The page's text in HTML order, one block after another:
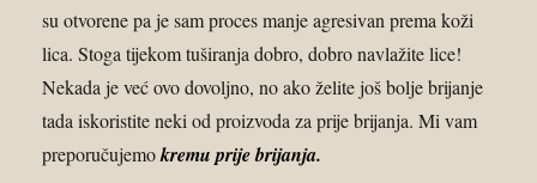
su otvorene pa je sam proces manje agresivan prema koži
lica. Stoga tijekom tuširanja dobro, dobro navlažite lice!
Nekada je već ovo dovoljno, no ako želite još bolje brijanje
tada iskoristite neki od proizvoda za prije brijanja. Mi vam
preporučujemokremu prije brijanja.